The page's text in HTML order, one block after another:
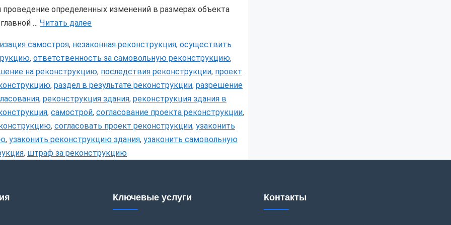
определенных изменений в размерах объекта
… Читать далее
самостроя, незаконная реконструкция, осуществить
, ответственность за самовольную реконструкцию,
на реконструкцию, последствия реконструкции, проект
, раздел в результате реконструкции, разрешение
, реконструкция здания, реконструкция здания в
, самострой, согласование проекта реконструкции,
, согласовать проект реконструкции, узаконить
, узаконить реконструкцию здания, узаконить самовольную
, штраф за реконструкцию
Ключевые услуги Контакты